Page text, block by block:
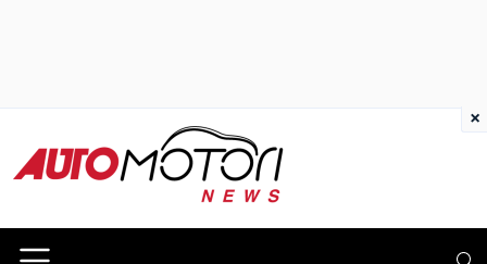
×